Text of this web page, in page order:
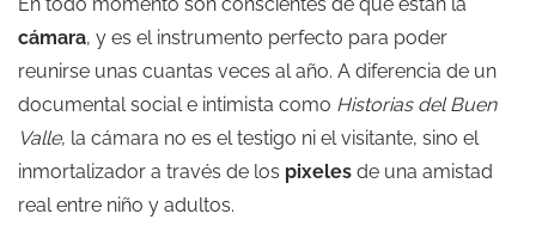
cámara, y es el instrumento perfecto para poder
reunirse unas cuantas veces al año. A diferencia de un
documental social e intimista como Historias del Buen
Valle, la cámara no es el testigo ni el visitante, sino el
inmortalizador a través de los pixeles de una amistad
real entre niño y adultos.